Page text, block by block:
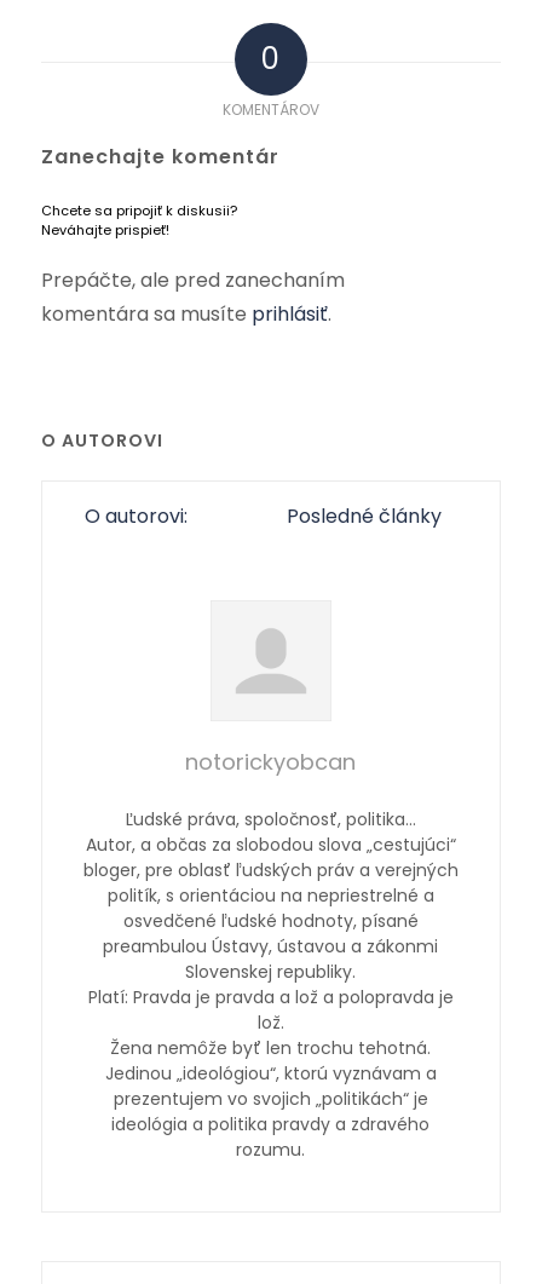
0
KOMENTÁROV
Zanechajte komentár
Chcete sa pripojiť k diskusii?
Neváhajte prispieť!
Prepáčte, ale pred zanechaním
komentára sa musíte prihlásiť.
O AUTOROVI
O autorovi: Posledné články
notorickyobcan
Ľudské práva, spoločnosť, politika…
Autor, a občas za slobodou slova „cestujúci“
bloger, pre oblasť ľudských práv a verejných
politík, s orientáciou na nepriestrelné a
osvedčené ľudské hodnoty, písané
preambulou Ústavy, ústavou a zákonmi
Slovenskej republiky.
Platí: Pravda je pravda a lož a polopravda je
lož.
Žena nemôže byť len trochu tehotná.
Jedinou „ideológiou“, ktorú vyznávam a
prezentujem vo svojich „politikách“ je
ideológia a politika pravdy a zdravého
rozumu.